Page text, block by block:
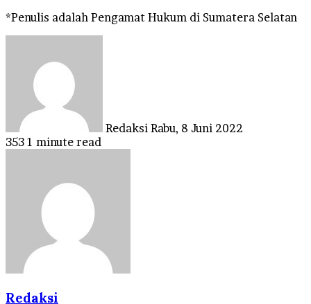
*Penulis adalah Pengamat Hukum di Sumatera Selatan
Redaksi Rabu, 8 Juni 2022
353 1 minute read
Redaksi